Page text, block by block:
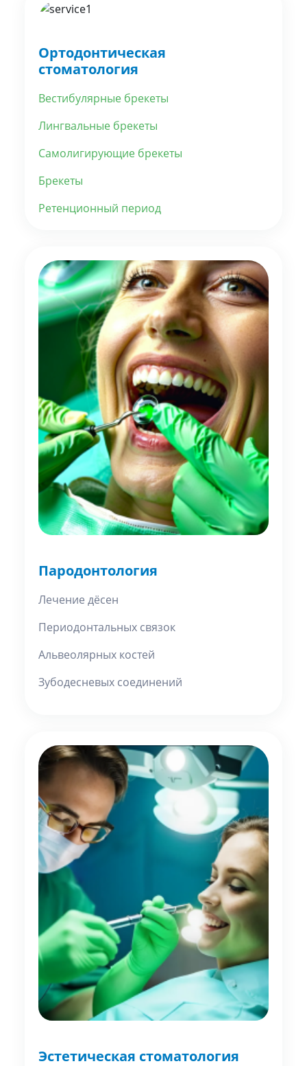
Ортодонтическая
стоматология
Вестибулярные брекеты
Лингвальные брекеты
Самолигирующие брекеты
Брекеты
Ретенционный период
Пародонтология
Лечение дёсен
Периодонтальных связок
Альвеолярных костей
Зубодесневых соединений
Эстетическая стоматология